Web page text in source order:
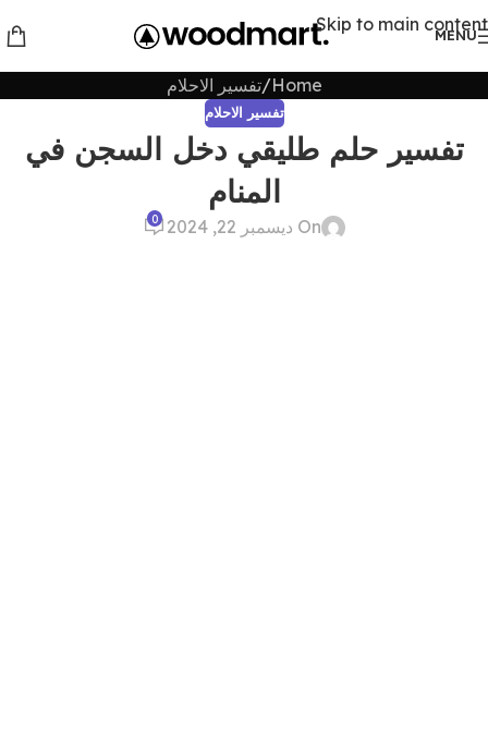
Skip to main content
MENU
Home تفسير الاحلام
تفسير الاحلام
تفسير حلم طليقي دخل السجن في
المنام
On ديسمبر 22, 2024 0